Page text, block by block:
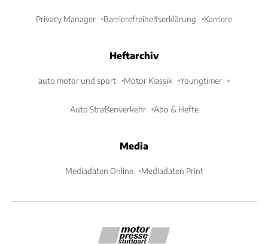
Privacy Manager Barrierefreiheitserklärung Karriere
Heftarchiv
auto motor und sport Motor Klassik Youngtimer
Auto Straßenverkehr Abo & Hefte
Media
Mediadaten Online Mediadaten Print